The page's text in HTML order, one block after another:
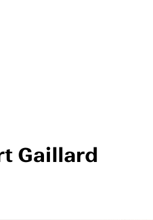
Gaillard